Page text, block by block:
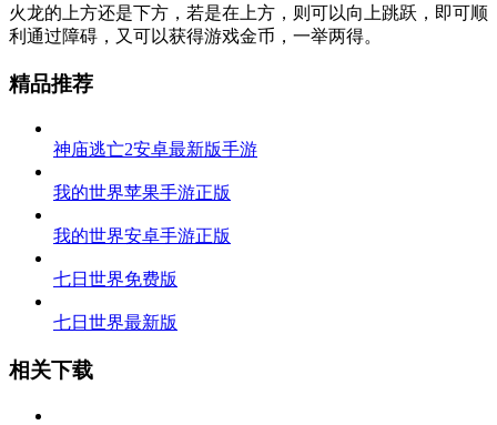
火龙的上方还是下方，若是在上方，则可以向上跳跃，即可顺
利通过障碍，又可以获得游戏金币，一举两得。
精品推荐
神庙逃亡2安卓最新版手游
我的世界苹果手游正版
我的世界安卓手游正版
七日世界免费版
七日世界最新版
相关下载